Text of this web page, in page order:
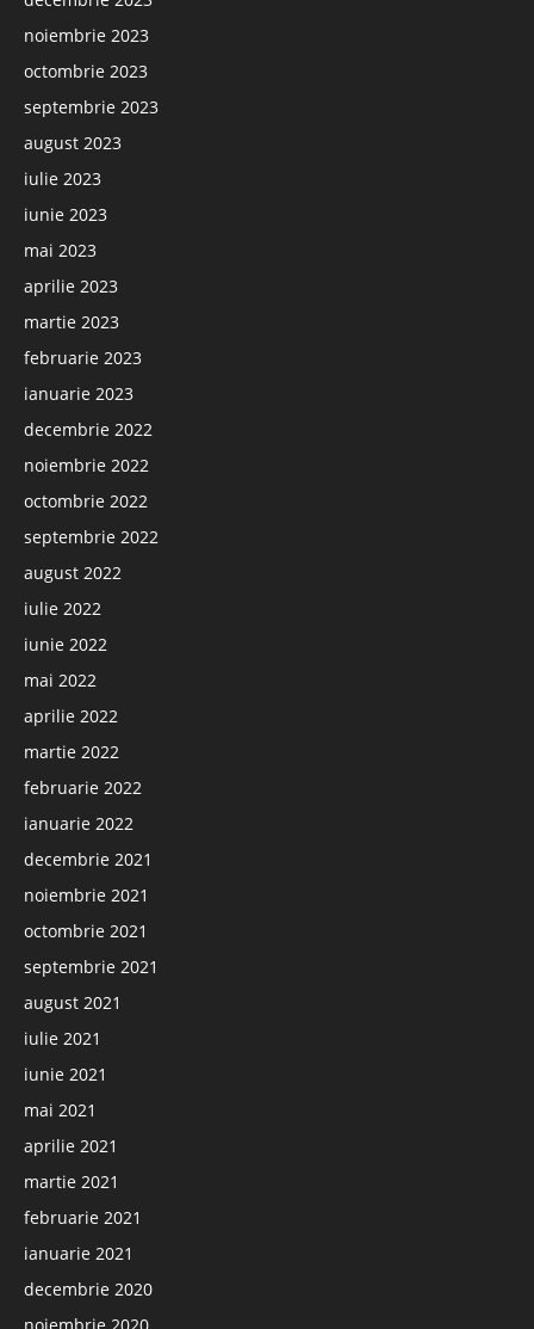
noiembrie 2023
octombrie 2023
septembrie 2023
august 2023
iulie 2023
iunie 2023
mai 2023
aprilie 2023
martie 2023
februarie 2023
ianuarie 2023
decembrie 2022
noiembrie 2022
octombrie 2022
septembrie 2022
august 2022
iulie 2022
iunie 2022
mai 2022
aprilie 2022
martie 2022
februarie 2022
ianuarie 2022
decembrie 2021
noiembrie 2021
octombrie 2021
septembrie 2021
august 2021
iulie 2021
iunie 2021
mai 2021
aprilie 2021
martie 2021
februarie 2021
ianuarie 2021
decembrie 2020